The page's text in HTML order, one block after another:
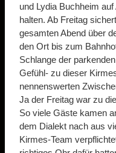
und Lydia Buchheim
halten. Ab Freitag
gesamten Abend über
den Ort bis zum
Schlange der
Gefühl- zu dieser
nennenswerten
Ja der Freitag war zu
So viele Gäste kamen
dem Dialekt nach aus
Kirmes-Team